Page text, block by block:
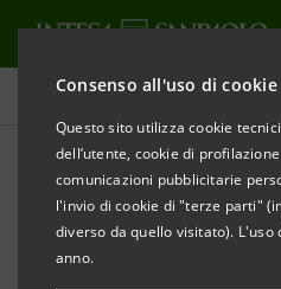
Consenso all'uso di cookie
Questo sito utilizza cookie
dell’utente, cookie di
comunicazioni pubblicitarie
l'invio di cookie di "terze parti"
diverso da quello visitato). L'uso
anno.
Tutte le news
Nasce
realtà italiana